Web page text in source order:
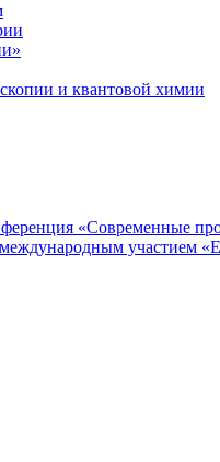
и квантовой химии
«Современные
участием